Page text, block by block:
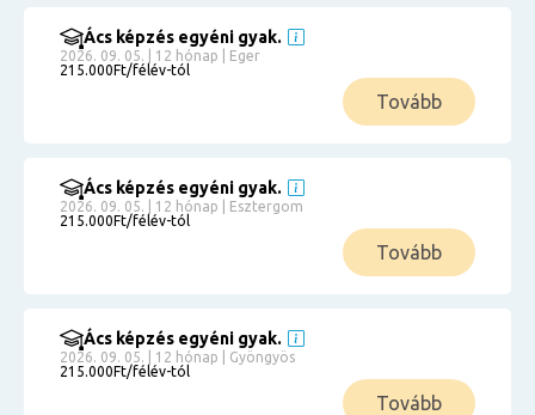
Ács képzés egyéni gyak.
2026. 09. 05. | 12 hónap | Eger
215.000Ft/félév-tól
Tovább
Ács képzés egyéni gyak.
2026. 09. 05. | 12 hónap | Esztergom
215.000Ft/félév-tól
Tovább
Ács képzés egyéni gyak.
2026. 09. 05. | 12 hónap | Gyöngyös
215.000Ft/félév-tól
Tovább